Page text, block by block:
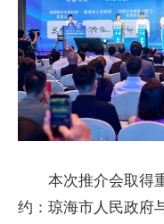
本次推介会取得
约：琼海市人民政府